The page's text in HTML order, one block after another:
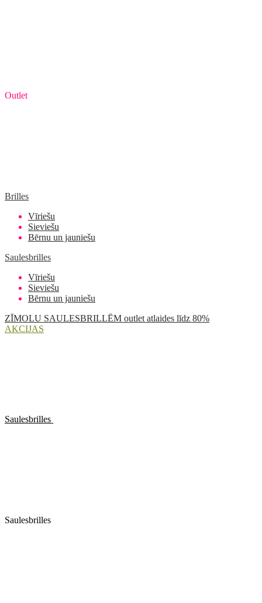
Outlet
Brilles
Vīriešu
Sieviešu
Bērnu un jauniešu
Saulesbrilles
Vīriešu
Sieviešu
Bērnu un jauniešu
ZĪMOLU SAULESBRILLĒM outlet atlaides līdz 80%
AKCIJAS
Saulesbrilles
Saulesbrilles